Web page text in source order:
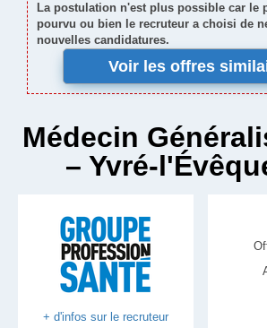
La postulation n'est plus possible car le
pourvu ou bien le recruteur a choisi de
nouvelles candidatures.
Voir les offres
Médecin
– Yvré-
+ d'infos sur le recruteur